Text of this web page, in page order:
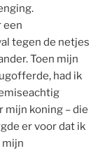
een
tegen de netjes
Toen mijn
had ik
mijn koning – die
er voor dat ik
mijn